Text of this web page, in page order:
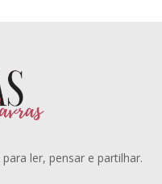
ler, pensar e partilhar.